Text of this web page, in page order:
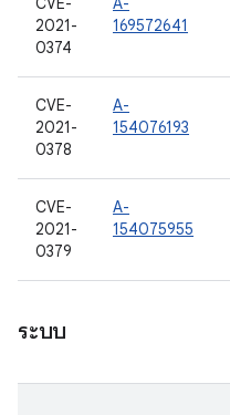
2021-
0374
169572641
CVE-
2021-
0378
A-
154076193
CVE-
2021-
0379
A-
154075955
ระบบ